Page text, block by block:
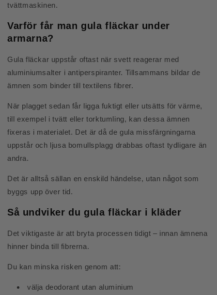
tvättmaskinen.
Varför får man gula fläckar under
armarna?
Gula fläckar uppstår oftast när svett reagerar med
aluminiumsalter i antiperspiranter. Tillsammans bildar de
ämnen som binder till textilens fibrer.
När plagget sedan får ligga fuktigt eller utsätts för värme,
till exempel i tvätt eller torktumling, kan dessa ämnen
fixeras i materialet. Det är då de gula missfärgningarna
uppstår och ljusa bomullsplagg drabbas oftast tydligare än
andra.
Det är alltså sällan en enskild händelse, utan något som
byggs upp över tid.
Så undviker du gula fläckar i kläder
Det viktigaste är att bryta processen tidigt – innan ämnena
hinner binda till fibrerna.
Du kan minska risken genom att:
välja deodorant utan aluminium